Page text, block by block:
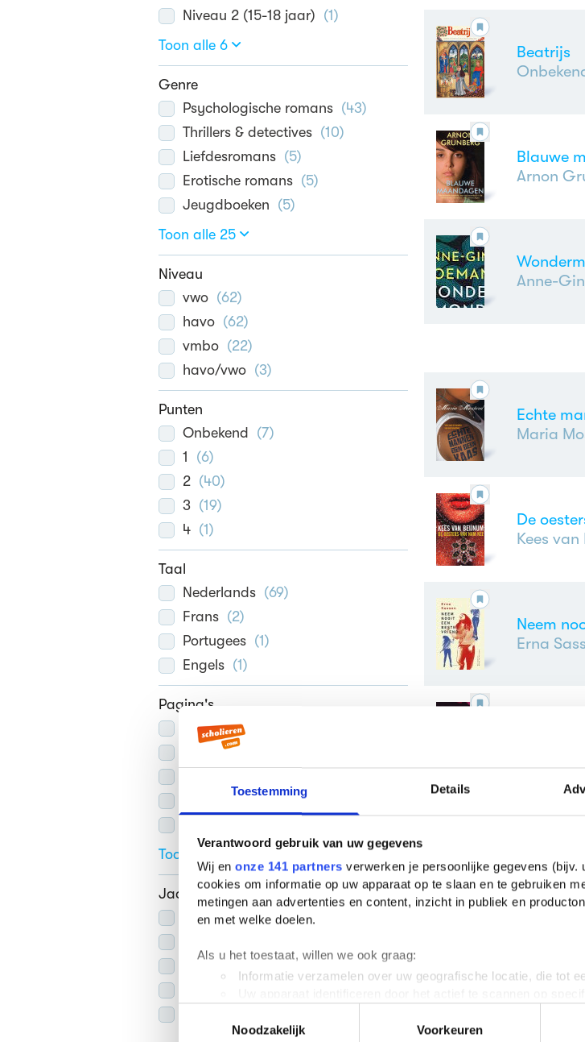
Toestemming Details
Verantwoord gebruik van uw gegevens
Wij en onze 141 partners verwerken je persoonlijke gegevens (bijv.
cookies om informatie op uw apparaat op te slaan en te gebruiken
metingen aan advertenties en content, inzicht in publiek en
en met welke doelen.
Als u het toestaat, willen we ook graag:
Informatie verzamelen over uw geografische locatie, die tot
toestemming op elk moment wijzigen of intrekken in de
Noodzakelijk
Voorkeuren
Niveau 2 (15-18 jaar) (1)
Toon alle 6
Genre
Psychologische romans (43)
Thrillers & detectives (10)
Liefdesromans (5)
Erotische romans (5)
Jeugdboeken (5)
Toon alle 25
Niveau
vwo (62)
havo (62)
vmbo (22)
havo/vwo (3)
Punten
Onbekend (7)
1 (6)
2 (40)
3 (19)
4 (1)
Taal
Nederlands (69)
Frans (2)
Portugees (1)
Engels (1)
Pagina's
Onbekend
1)
100-250 (23)
Toon alle 6
Jaar van uitgave
2006-heden( 44)
Beatrijs
Blauwe
Arnon
Anne-
Echte
Maria
De
Kees
Neem
Erna
Yvonne
G.A.